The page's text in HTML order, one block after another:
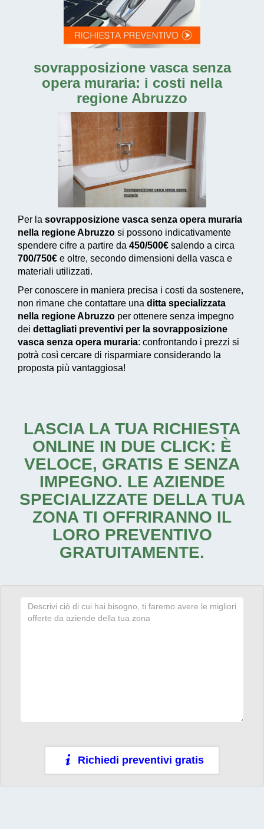
sovrapposizione vasca senza
opera muraria: i costi nella
regione Abruzzo
Per la sovrapposizione vasca senza opera muraria
nella regione Abruzzo si possono indicativamente
spendere cifre a partire da 450/500€ salendo a circa
700/750€ e oltre, secondo dimensioni della vasca e
materiali utilizzati.
Per conoscere in maniera precisa i costi da sostenere,
non rimane che contattare una ditta specializzata
nella regione Abruzzo per ottenere senza impegno
dei dettagliati preventivi per la sovrapposizione
vasca senza opera muraria: confrontando i prezzi si
potrà così cercare di risparmiare considerando la
proposta più vantaggiosa!
LASCIA LA TUA RICHIESTA
ONLINE IN DUE CLICK: È
VELOCE, GRATIS E SENZA
IMPEGNO. LE AZIENDE
SPECIALIZZATE DELLA TUA
ZONA TI OFFRIRANNO IL
LORO PREVENTIVO
GRATUITAMENTE.
Richiedi preventivi gratis